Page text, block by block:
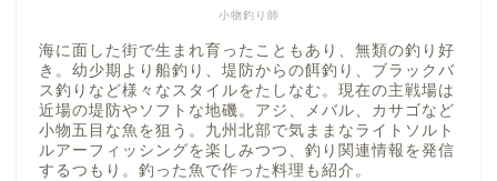
小物釣り師
海に面した街で生まれ育ったこともあり、無類の釣り好
き。幼少期より船釣り、堤防からの餌釣り、ブラックバ
ス釣りなど様々なスタイルをたしなむ。現在の主戦場は
近場の堤防やソフトな地磯。アジ、メバル、カサゴなど
小物五目な魚を狙う。九州北部で気ままなライトソルト
ルアーフィッシングを楽しみつつ、釣り関連情報を発信
するつもり。釣った魚で作った料理も紹介。